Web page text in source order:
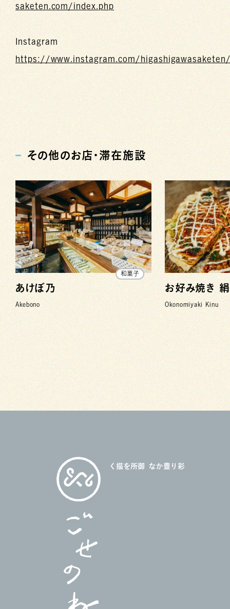
saketen.com/index.php
Instagram
https://www.instagram.com/
その他のお店・滞在施設
あけぼ乃
Akebono
和菓子
お好み焼き 絹
Okonomiyaki Kinu
彩り豊かな
御所を描く